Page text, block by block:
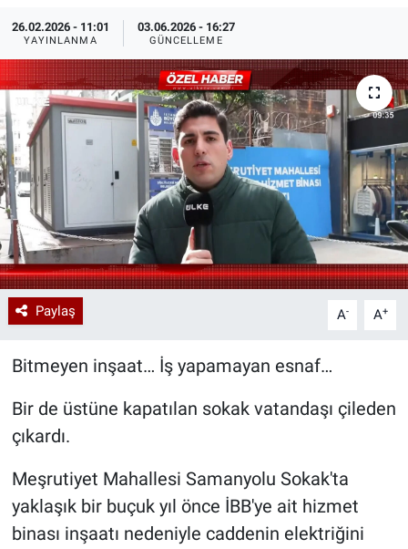
26.02.2026 - 11:01
YAYINLANMA
03.06.2026 - 16:27
GÜNCELLEME
Paylaş A- A+
Bitmeyen inşaat… İş yapamayan esnaf…
Bir de üstüne kapatılan sokak vatandaşı çileden
çıkardı.
Meşrutiyet Mahallesi Samanyolu Sokak'ta
yaklaşık bir buçuk yıl önce İBB'ye ait hizmet
binası inşaatı nedeniyle caddenin elektriğini
Erişim Bilgileri
Sağlık
Teknoloji
Ramazan